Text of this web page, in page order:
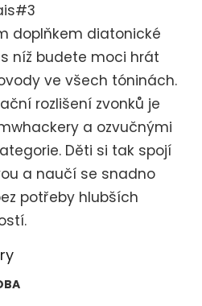
#3
doplňkem diatonické
níž budete moci hrát
ve všech tóninách.
rozlišení zvonků je
a ozvučnými
Děti si tak spojí
a naučí se snadno
potřeby hlubších